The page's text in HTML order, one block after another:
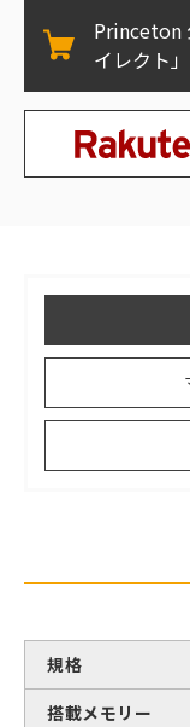
Princeton
イレクト」
規格
搭載メモリー